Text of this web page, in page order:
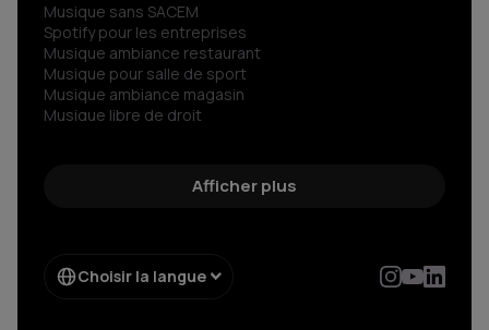
Musique sans SACEM
Spotify pour les entreprises
Musique ambiance restaurant
Musique pour salle de sport
Musique ambiance magasin
Musique libre de droit
Découvrez le son libre de droit d’exception
Streaming musical pour votre entreprise
Afficher plus
Choisir la langue